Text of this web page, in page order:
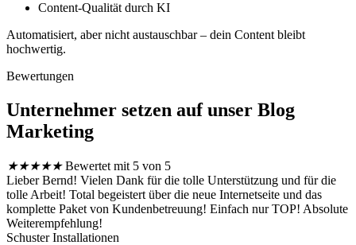
Content-Qualität durch KI
Automatisiert, aber nicht austauschbar – dein Content bleibt
hochwertig.
Bewertungen
Unternehmer setzen auf unser Blog
Marketing
★★★★★ Bewertet mit 5 von 5
Lieber Bernd! Vielen Dank für die tolle Unterstützung und für die
tolle Arbeit! Total begeistert über die neue Internetseite und das
komplette Paket von Kundenbetreuung! Einfach nur TOP! Absolute
Weiterempfehlung!
Schuster Installationen